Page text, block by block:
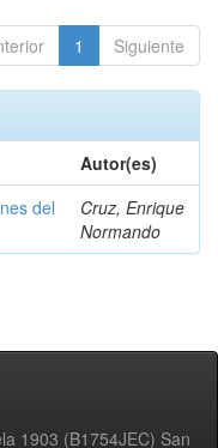
1 Siguiente
Autor(es)
del
Cruz, Enrique
Normando
1903 (B1754JEC) San